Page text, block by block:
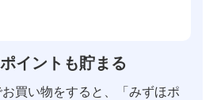
イントも貯まる
買い物をすると、「みずほポ